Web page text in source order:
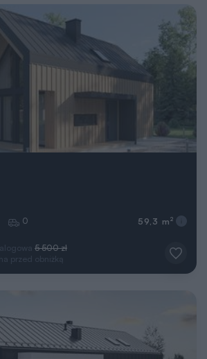
5 500 zł
przed obniżką
0 59,3 m 2